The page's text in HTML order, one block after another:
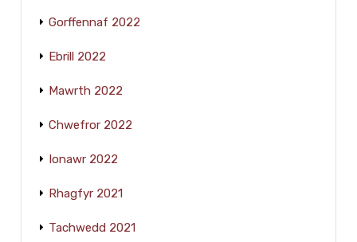
Gorffennaf 2022
Ebrill 2022
Mawrth 2022
Chwefror 2022
Ionawr 2022
Rhagfyr 2021
Tachwedd 2021